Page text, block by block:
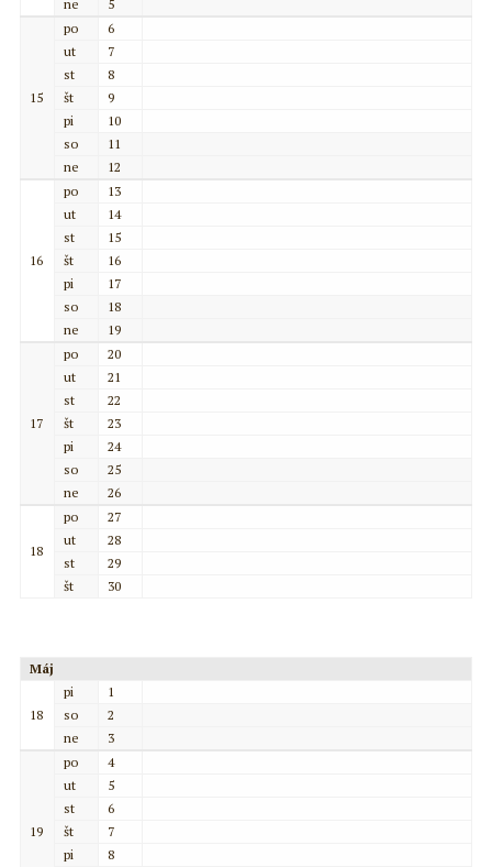
ne 5
15
po
6
ut
7
st
8
št
9
pi
10
so
11
ne
12
16
po
13
ut
14
st
15
št
16
pi
17
so
18
ne
19
17
po
20
ut
21
st
22
št
23
pi
24
so
25
ne
26
18
po
27
ut
28
st
29
št
30
Máj
18
pi
1
so
2
ne
3
19
po
4
ut
5
st
6
št
7
pi
8